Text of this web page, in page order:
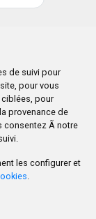
de suivi pour
pour vous
pour
provenance de
consentez Ã notre
les configurer et
.
C
LEGAL